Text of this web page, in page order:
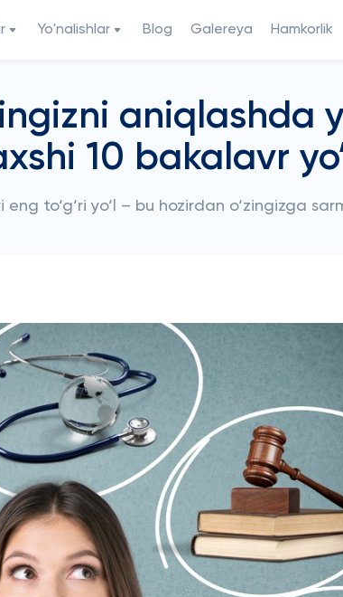
Yo'nalishlar Blog Galereya Hamkorlik
aniqlashda
10 bakalavr
eng to‘g‘ri yo‘l – bu hozirdan o‘zingizga